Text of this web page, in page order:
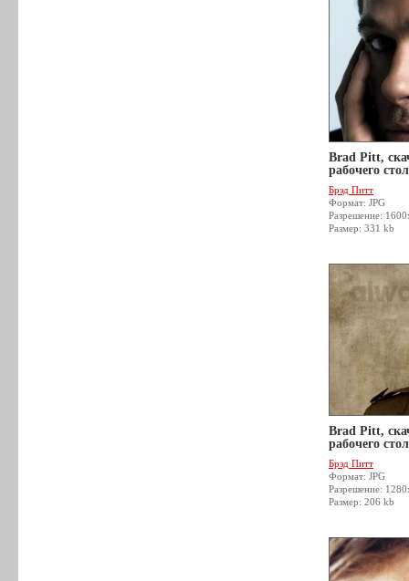
Brad Pitt,
рабочего
Брэд Питт
Формат: JPG
Разрешение:
Размер: 331 kb
Brad Pitt,
рабочего
Брэд Питт
Формат: JPG
Разрешение:
Размер: 206 kb